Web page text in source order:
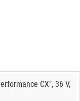
CX", 36 V,